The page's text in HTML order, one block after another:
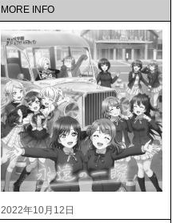
MORE INFO
2022年10月12日